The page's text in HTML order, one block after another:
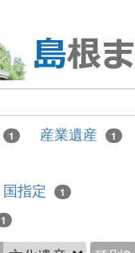
1 産業遺産 1
国指定 1
1